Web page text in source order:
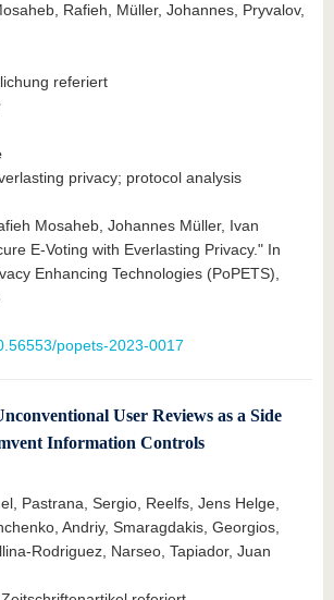
Rafieh, Müller, Johannes, Pryvalov,
referiert
privacy; protocol analysis
Mosaheb, Johannes Müller, Ivan
E-Voting with Everlasting Privacy." In
Enhancing Technologies (PoPETS),
popets-2023-0017
User Reviews as a Side
Information Controls
Pastrana, Sergio, Reelfs, Jens Helge,
Andriy, Smaragdakis, Georgios,
Rodriguez, Narseo, Tapiador, Juan